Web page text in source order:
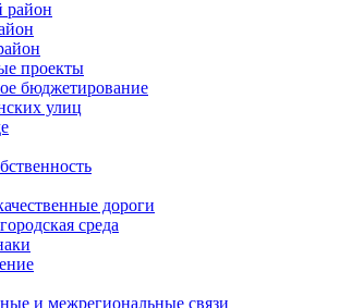
район
проекты
бюджетирование
улиц
дороги
среда
и межрегиональные связи